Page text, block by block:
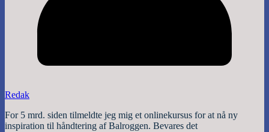
Redak
For 5 mrd. siden tilmeldte jeg mig et onlinekursus for at nå ny
inspiration til håndtering af Balroggen. Bevares det